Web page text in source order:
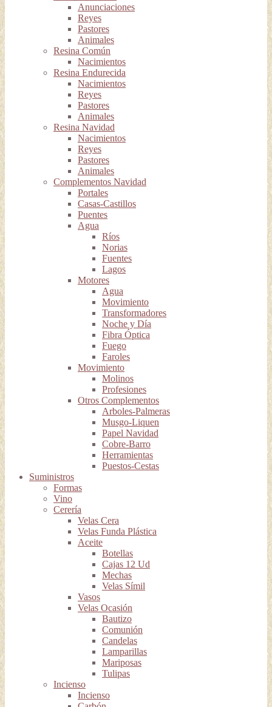
Anunciaciones
Reyes
Pastores
Animales
Resina Común
Nacimientos
Resina Endurecida
Nacimientos
Reyes
Pastores
Animales
Resina Navidad
Nacimientos
Reyes
Pastores
Animales
Complementos Navidad
Portales
Casas-Castillos
Puentes
Agua
Ríos
Norias
Fuentes
Lagos
Motores
Agua
Movimiento
Transformadores
Noche y Día
Fibra Óptica
Fuego
Faroles
Movimiento
Molinos
Profesiones
Otros Complementos
Arboles-Palmeras
Musgo-Liquen
Papel Navidad
Cobre-Barro
Herramientas
Puestos-Cestas
Suministros
Formas
Vino
Cerería
Velas Cera
Velas Funda Plástica
Aceite
Botellas
Cajas 12 Ud
Mechas
Velas Símil
Vasos
Velas Ocasión
Bautizo
Comunión
Candelas
Lamparillas
Mariposas
Tulipas
Incienso
Incienso